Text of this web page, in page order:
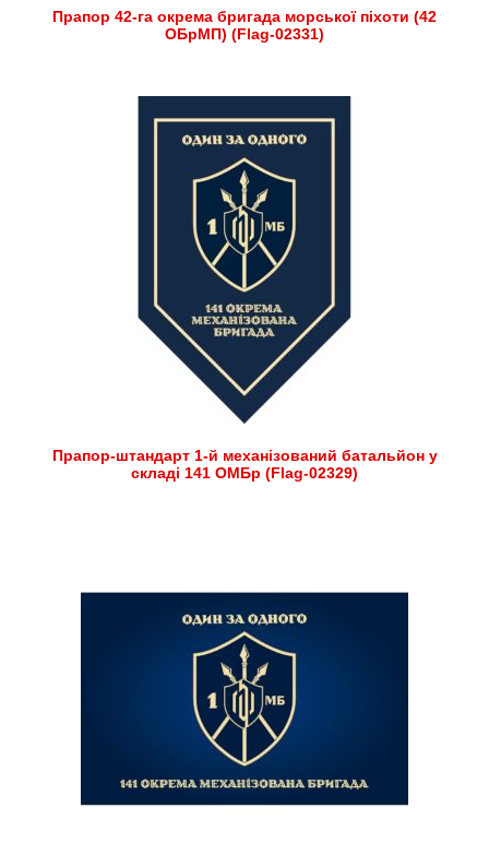
Прапор 42-га окрема бригада морської піхоти (42
ОБрМП) (Flag-02331)
Прапор-штандарт 1-й механізований батальйон у
складі 141 ОМБр (Flag-02329)